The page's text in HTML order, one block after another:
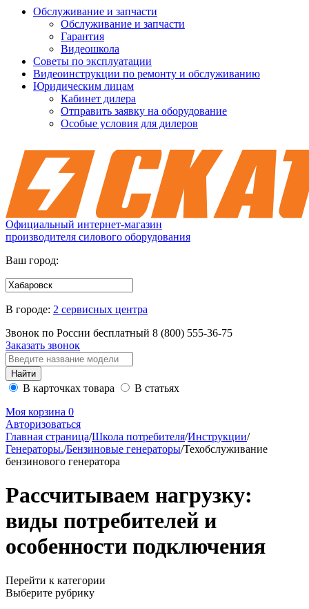
Обслуживание и запчасти
Обслуживание и запчасти
Гарантия
Видеошкола
Советы по эксплуатации
Видеоинструкции по ремонту и обслуживанию
Юридическим лицам
Кабинет дилера
Отправить заявку на оборудование
Особые условия для дилеров
Официальный интернет-магазин
производителя силового оборудования
Ваш город:
В городе: 2 сервисных центра
Звонок по России бесплатный 8 (800) 555-36-75
Заказать звонок
В карточках товара
В статьях
Моя корзина 0
Авторизоваться
Главная страница/Школа потребителя/Инструкции/
Генераторы./Бензиновые генераторы/Техобслуживание
бензинового генератора
Рассчитываем нагрузку:
виды потребителей и
особенности подключения
Перейти к категории
Выберите рубрику